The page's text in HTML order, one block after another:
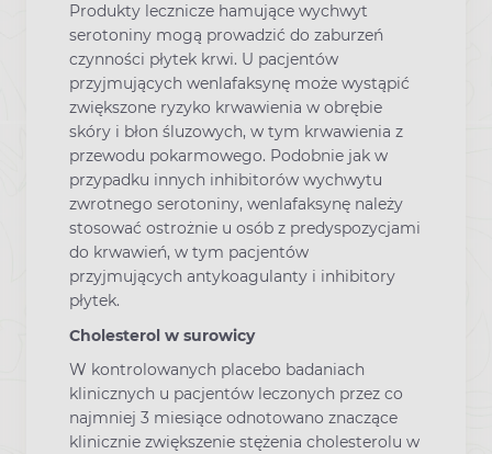
Produkty lecznicze hamujące wychwyt
serotoniny mogą prowadzić do zaburzeń
czynności płytek krwi. U pacjentów
przyjmujących wenlafaksynę może wystąpić
zwiększone ryzyko krwawienia w obrębie
skóry i błon śluzowych, w tym krwawienia z
przewodu pokarmowego. Podobnie jak w
przypadku innych inhibitorów wychwytu
zwrotnego serotoniny, wenlafaksynę należy
stosować ostrożnie u osób z predyspozycjami
do krwawień, w tym pacjentów
przyjmujących antykoagulanty i inhibitory
płytek.
Cholesterol w surowicy
W kontrolowanych placebo badaniach
klinicznych u pacjentów leczonych przez co
najmniej 3 miesiące odnotowano znaczące
klinicznie zwiększenie stężenia cholesterolu w